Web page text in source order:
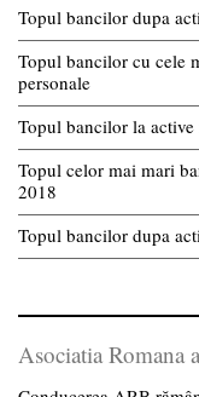
Topul bancilor dupa
Topul bancilor cu cele
personale
Topul bancilor la
Topul celor mai mari
2018
Topul bancilor dupa
Asociatia